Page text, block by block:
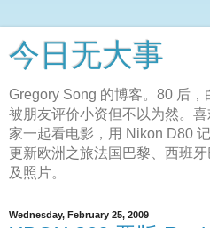
今日无大事
Gregory Song 的博客。80 后，
被朋友评价小资但不以为然。
家一起看电影，用 Nikon D80
更新欧洲之旅法国巴黎、西班
及照片。
Wednesday, February 25, 2009